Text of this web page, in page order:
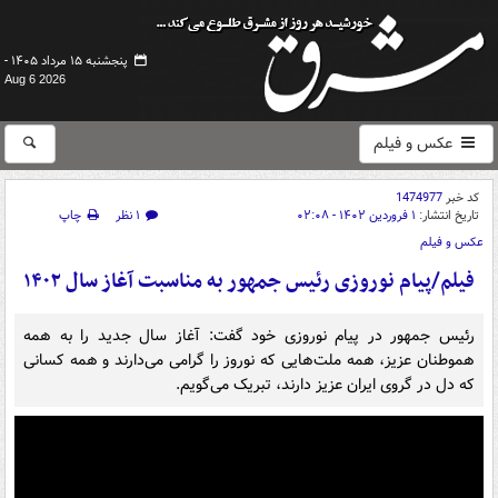
پنجشنبه ۱۵ مرداد ۱۴۰۵ -
Aug 6 2026
عکس و فیلم
کد خبر1474977
تاریخ انتشار: ۱ فروردین ۱۴۰۲ - ۰۲:۰۸ ۱ نظر
چاپ
عکس و فیلم
فیلم/پیام نوروزی رئیس جمهور به مناسبت آغاز سال ۱۴۰۲
رئیس جمهور در پیام نوروزی خود گفت: آغاز سال جدید را به همه
هموطنان عزیز، همه ملت‌هایی که نوروز را گرامی می‌دارند و همه کسانی
که دل در گروی ایران عزیز دارند، تبریک می‌گویم.